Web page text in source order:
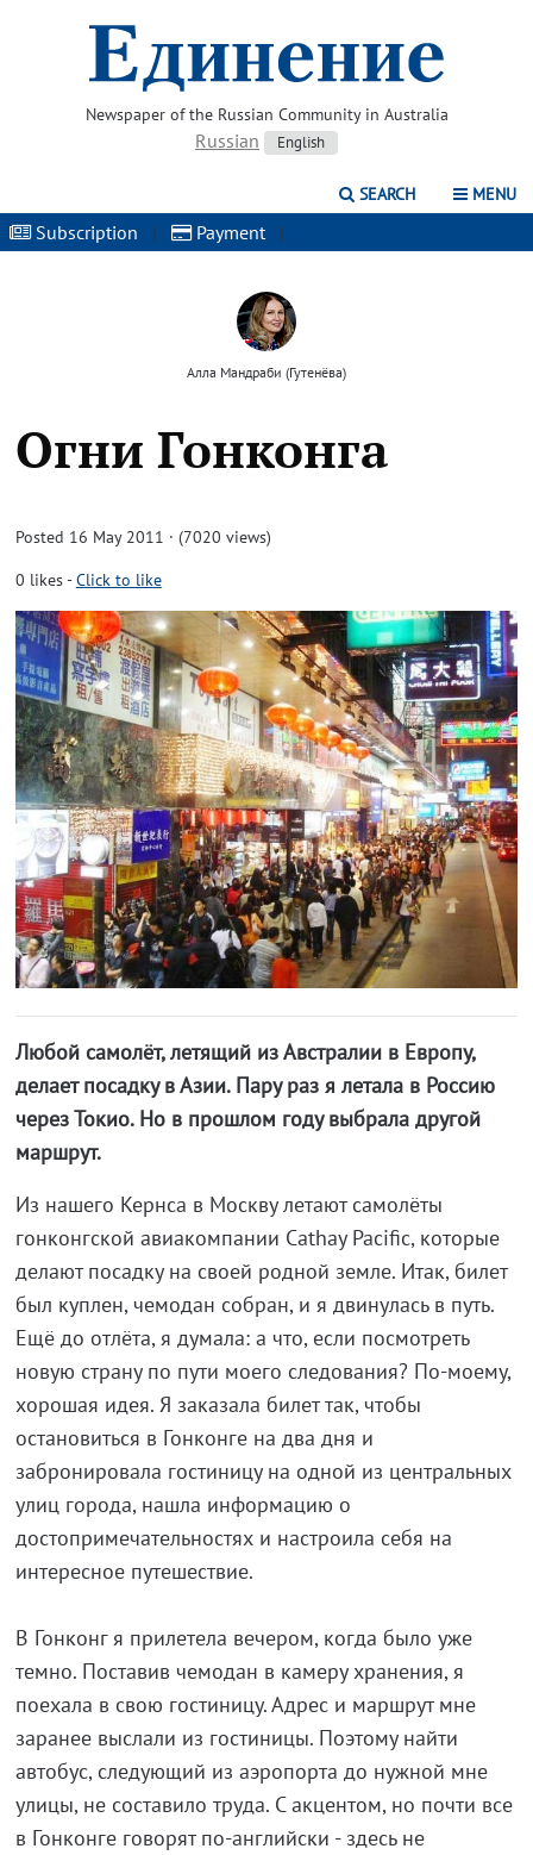
Newspaper of the Russian Community in Australia
Russian English
SEARCH MENU
Subscription | Payment |
Алла Мандраби (Гутенёва)
Огни Гонконга
Posted 16 May 2011 · (7020 views)
0 likes-Click to like
Любой самолёт, летящий из Австралии в Европу,
делает посадку в Азии. Пару раз я летала в Россию
через Токио. Но в прошлом году выбрала другой
маршрут.
Из нашего Кернса в Москву летают самолёты
гонконгской авиакомпании Сathay Pacific, которые
делают посадку на своей родной земле. Итак, билет
был куплен, чемодан собран, и я двинулась в путь.
Ещё до отлёта, я думала: а что, если посмотреть
новую страну по пути моего следования? По-моему,
хорошая идея. Я заказала билет так, чтобы
остановиться в Гонконге на два дня и
забронировала гостиницу на одной из центральных
улиц города, нашла информацию о
достопримечательностях и настроила себя на
интересное путешествие.
В Гонконг я прилетела вечером, когда было уже
темно. Поставив чемодан в камеру хранения, я
поехала в свою гостиницу. Адрес и маршрут мне
заранее выслали из гостиницы. Поэтому найти
автобус, следующий из аэропорта до нужной мне
улицы, не составило труда. С акцентом, но почти все
в Гонконге говорят по-английски - здесь не